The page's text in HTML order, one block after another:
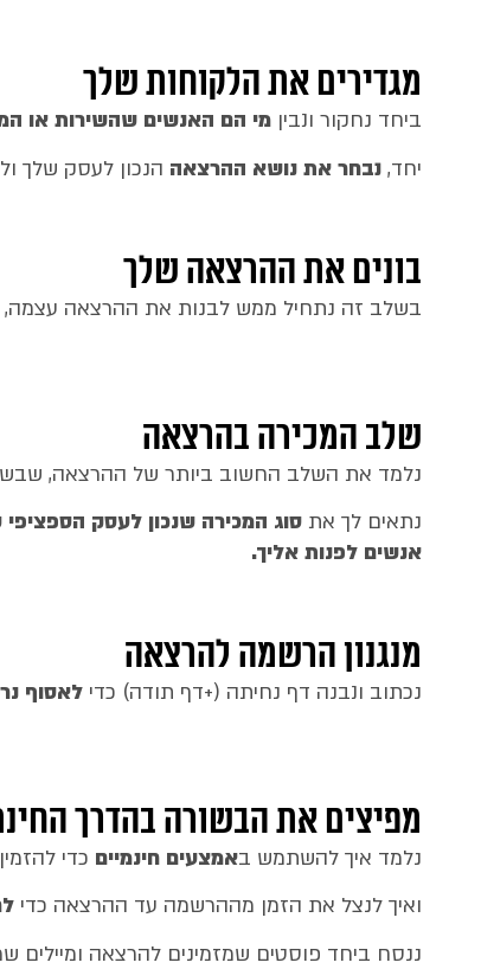
מגדירים את הלקוחות שלך
ביחד נחקור ונבין מי הם האנשים שהשירות או
יחד, נבחר את נושא ההרצאה הנכון לעסק שלך
בונים את ההרצאה שלך
בשלב זה נתחיל ממש לבנות את ההרצאה עצמה,
שלב המכירה בהרצאה
נלמד את השלב החשוב ביותר של ההרצאה,
נתאים לך את סוג המכירה שנכון לעסק
אנשים לפנות אליך.
מנגנון הרשמה להרצאה
נכתוב ונבנה דף נחיתה (+דף תודה) כדי לאסוף
מפיצים את הבשורה בהדרך
נלמד איך להשתמש באמצעים חינמיים כדי
ואיך לנצל את הזמן מההרשמה עד ההרצאה כדי
ננסח ביחד פוסטים שמזמינים להרצאה ומיילים